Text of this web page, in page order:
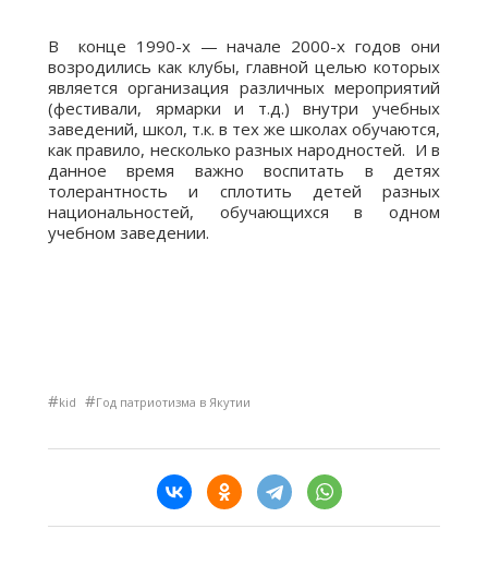
В конце 1990-х — начале 2000-х годов они
возродились как клубы, главной целью которых
является организация различных мероприятий
(фестивали, ярмарки и т.д.) внутри учебных
заведений, школ, т.к. в тех же школах обучаются,
как правило, несколько разных народностей. И в
данное время важно воспитать в детях
толерантность и сплотить детей разных
национальностей, обучающихся в одном
учебном заведении.
#kid #Год патриотизма в Якутии